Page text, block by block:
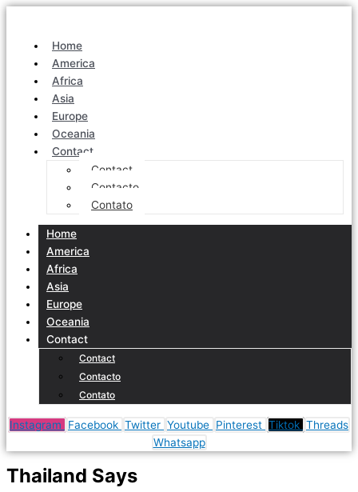
Home
America
Africa
Asia
Europe
Oceania
Contact
Contact
Contacto
Contato
Home
America
Africa
Asia
Europe
Oceania
Contact
Contact
Contacto
Contato
Instagram Facebook Twitter Youtube Pinterest Tiktok Threads
Whatsapp
Thailand Says